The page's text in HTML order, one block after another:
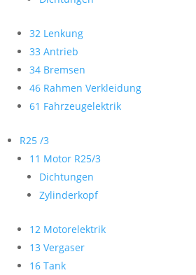
32 Lenkung
33 Antrieb
34 Bremsen
46 Rahmen Verkleidung
61 Fahrzeugelektrik
R25 /3
11 Motor R25/3
Dichtungen
Zylinderkopf
12 Motorelektrik
13 Vergaser
16 Tank